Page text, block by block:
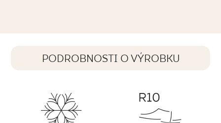
PODROBNOSTI O VÝROBKU